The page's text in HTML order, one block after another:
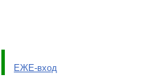
ЕЖЕ-вход